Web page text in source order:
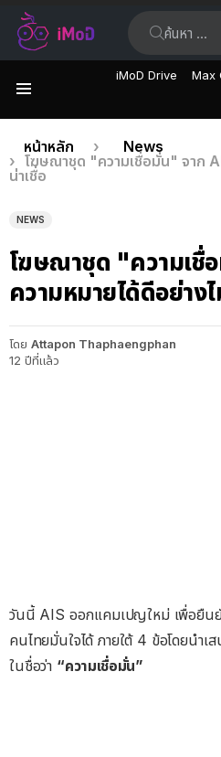
iMoD Drive Max
เรื่อง
ล่าสุด
คุณอยู่ที่นี่:
หน้าหลัก
News
โฆษณาชุด "ความเชื่อมั่น" จาก
น่าเชื่อ
NEWS
โฆษณาชุด "ความเชื่
ความหมายได้ดีอย่างไ
โดย Attapon Thaphaengphan
12 ปีที่แล้ว
วันนี้ AIS ออกแคมเปญใหม่ เพื่อยืน
คนไทยมั่นใจได้ ภายใต้ 4 ข้อโดยนำ
ในชื่อว่า “ความเชื่อมั่น”